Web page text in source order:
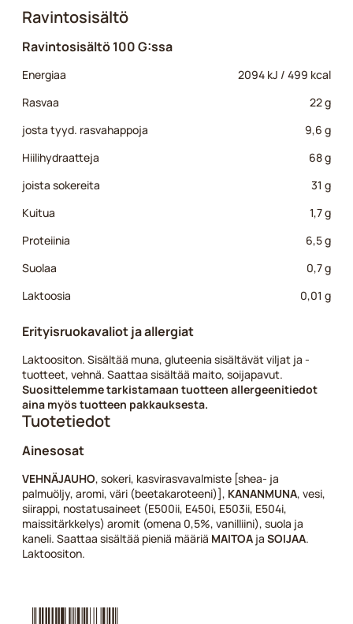
Ravintosisältö
Ravintosisältö 100 G:ssa
Energiaa
2094 kJ / 499 kcal
Rasvaa
22 g
josta tyyd. rasvahappoja
9,6 g
Hiilihydraatteja
68 g
joista sokereita
31 g
Kuitua
1,7 g
Proteiinia
6,5 g
Suolaa
0,7 g
Laktoosia
0,01 g
Erityisruokavaliot ja allergiat
Laktoositon. Sisältää muna, gluteenia sisältävät viljat ja -
tuotteet, vehnä. Saattaa sisältää maito, soijapavut.
Suosittelemme tarkistamaan tuotteen allergeenitiedot
aina myös tuotteen pakkauksesta.
Tuotetiedot
Ainesosat
VEHNÄJAUHO, sokeri, kasvirasvavalmiste [shea- ja
palmuöljy, aromi, väri (beetakaroteeni)], KANANMUNA, vesi,
siirappi, nostatusaineet (E500ii, E450i, E503ii, E504i,
maissitärkkelys) aromit (omena 0,5%, vanilliini), suola ja
kaneli. Saattaa sisältää pieniä määriä MAITOA ja SOIJAA.
Laktoositon.